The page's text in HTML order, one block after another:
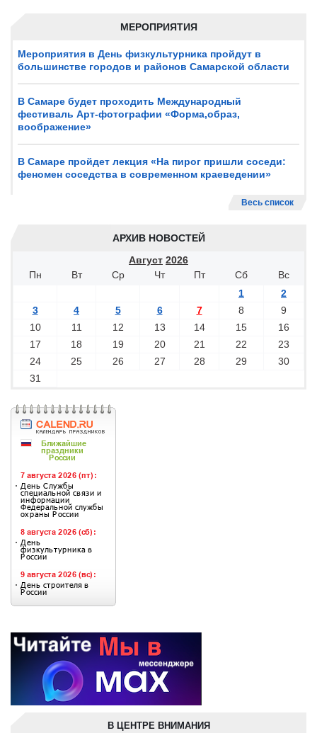
МЕРОПРИЯТИЯ
Мероприятия в День физкультурника пройдут в
большинстве городов и районов Самарской области
В Самаре будет проходить Международный
фестиваль Арт-фотографии «Форма,образ,
воображение»
В Самаре пройдет лекция «На пирог пришли соседи:
феномен соседства в современном краеведении»
Весь список
АРХИВ НОВОСТЕЙ
Август 2026
Пн
Вт Ср Чт Пт Сб
Вс
1
2
3
4 5 6 7 8
9
10
11 12 13 14 15
16
17
18 19 20 21 22
23
24
25 26 27 28 29
30
31
В ЦЕНТРЕ ВНИМАНИЯ